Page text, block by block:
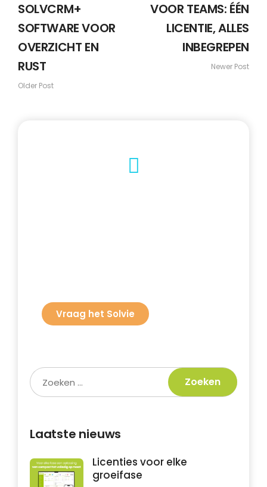
SOLVCRM+
SOFTWARE VOOR
OVERZICHT EN
RUST
Older Post
VOOR TEAMS: ÉÉN
LICENTIE, ALLES
INBEGREPEN
Newer Post
Vraag het Solvie
Laatste nieuws
Licenties voor elke
groeifase